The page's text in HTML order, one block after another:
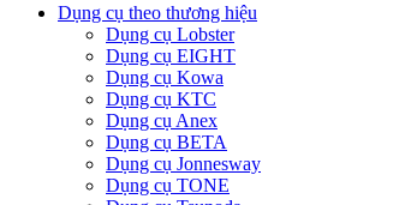
Dụng cụ theo thương hiệu
Dụng cụ Lobster
Dụng cụ EIGHT
Dụng cụ Kowa
Dụng cụ KTC
Dụng cụ Anex
Dụng cụ BETA
Dụng cụ Jonnesway
Dụng cụ TONE